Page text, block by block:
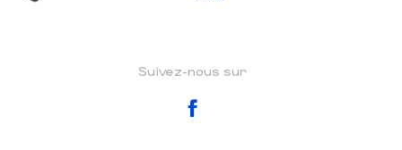
Suivez-nous sur